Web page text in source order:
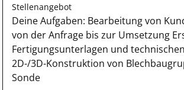
Stellenangebot
Deine Aufgaben: Bearbeitung von
von der Anfrage bis zur Umsetzung
Fertigungsunterlagen und
2D-/3D-Konstruktion von
Sonde